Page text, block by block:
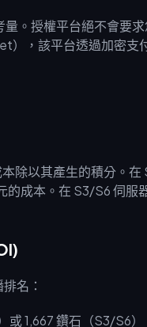
。授權平台絕不會要
，該平台透過加密支
除以其產生的積分。
的成本。在 S3/S6 伺
名：
1,667 鑽石（S3/S6）